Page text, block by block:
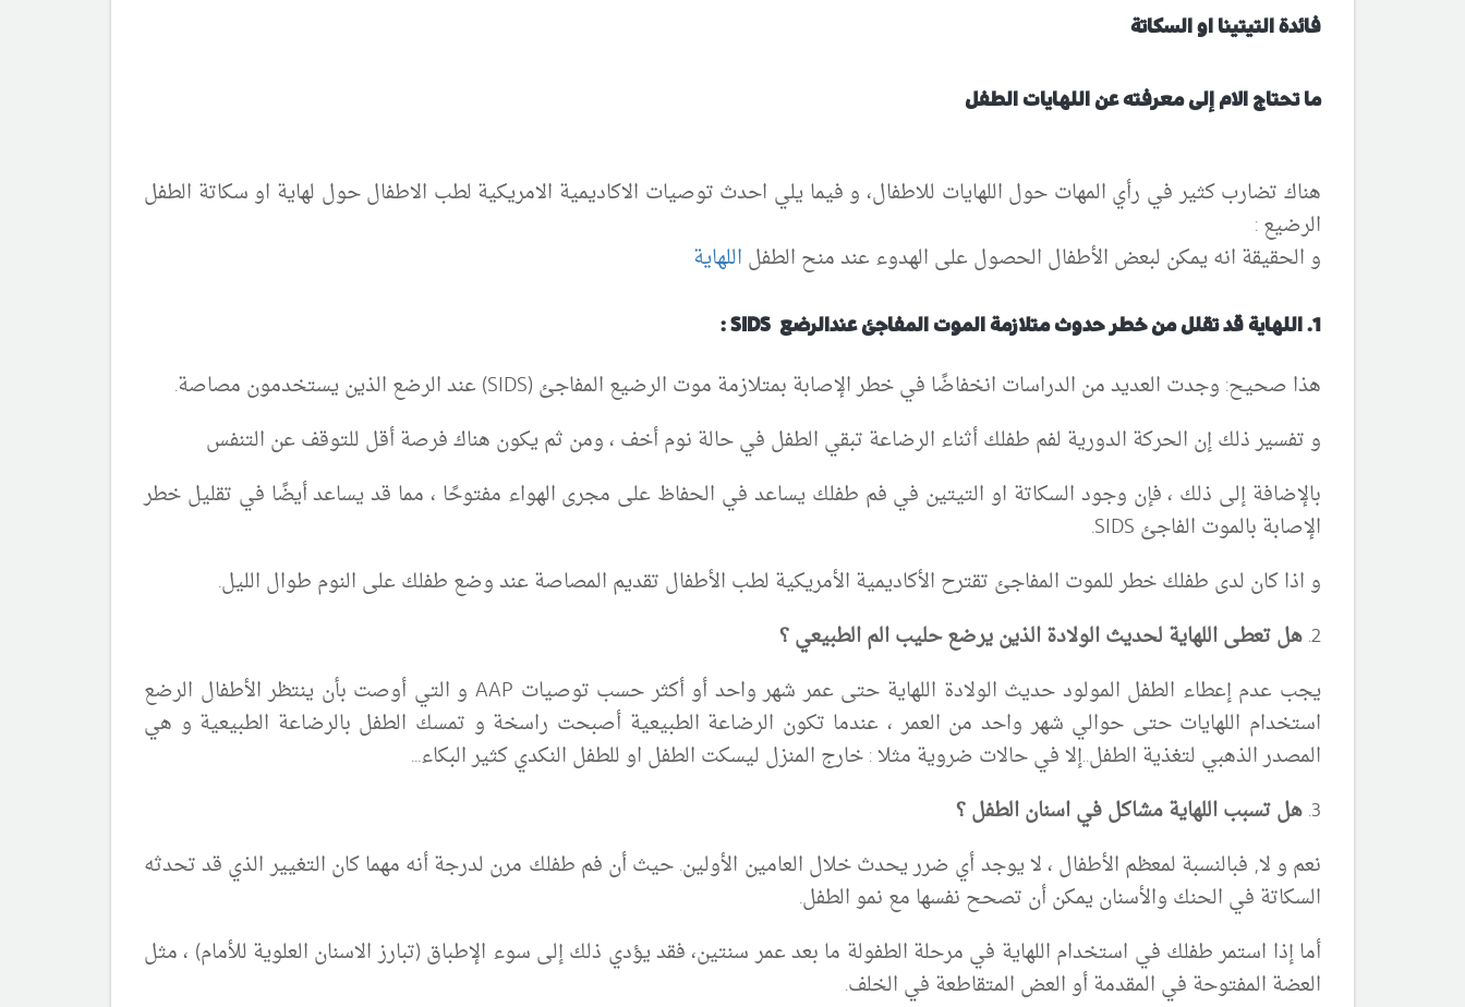
فائدة التيتينا او السكاتة
ما تحتاج الام إلى معرفته عن اللهايات الطفل
هناك تضارب كثير في رأي المهات حول اللهايات للاطفال، و فيما يلي احدث توصيات الاكاديمية الامريكية لطب الاطفال حول لهاية او سكاتة الطفل
الرضيع :
و الحقيقة انه يمكن لبعض الأطفال الحصول على الهدوء عند منح الطفل اللهاية
1. اللهاية قد تقلل من خطر حدوث متلازمة الموت المفاجئ عندالرضع SIDS :
هذا صحيح: وجدت العديد من الدراسات انخفاضًا في خطر الإصابة بمتلازمة موت الرضيع المفاجئ (SIDS) عند الرضع الذين يستخدمون مصاصة.
و تفسير ذلك إن الحركة الدورية لفم طفلك أثناء الرضاعة تبقي الطفل في حالة نوم أخف ، ومن ثم يكون هناك فرصة أقل للتوقف عن التنفس
بالإضافة إلى ذلك ، فإن وجود السكاتة او التيتين في فم طفلك يساعد في الحفاظ على مجرى الهواء مفتوحًا ، مما قد يساعد أيضًا في تقليل خطر
الإصابة بالموت الفاجئ SIDS.
و اذا كان لدى طفلك خطر للموت المفاجئ تقترح الأكاديمية الأمريكية لطب الأطفال تقديم المصاصة عند وضع طفلك على النوم طوال الليل.
2. هل تعطى اللهاية لحديث الولادة الذين يرضع حليب الم الطبيعي ؟
يجب عدم إعطاء الطفل المولود حديث الولادة اللهاية حتى عمر شهر واحد أو أكثر حسب توصيات AAP و التي أوصت بأن ينتظر الأطفال الرضع
استخدام اللهايات حتى حوالي شهر واحد من العمر ، عندما تكون الرضاعة الطبيعية أصبحت راسخة و تمسك الطفل بالرضاعة الطبيعية و هي
المصدر الذهبي لتغذية الطفل..إلا في حالات ضروية مثلا : خارج المنزل ليسكت الطفل او للطفل النكدي كثير البكاء...
3. هل تسبب اللهاية مشاكل في اسنان الطفل ؟
نعم و لا, فبالنسبة لمعظم الأطفال ، لا يوجد أي ضرر يحدث خلال العامين الأولين. حيث أن فم طفلك مرن لدرجة أنه مهما كان التغيير الذي قد تحدثه
السكاتة في الحنك والأسنان يمكن أن تصحح نفسها مع نمو الطفل.
أما إذا استمر طفلك في استخدام اللهاية في مرحلة الطفولة ما بعد عمر سنتين، فقد يؤدي ذلك إلى سوء الإطباق (تبارز الاسنان العلوية للأمام) ، مثل
العضة المفتوحة في المقدمة أو العض المتقاطعة في الخلف.